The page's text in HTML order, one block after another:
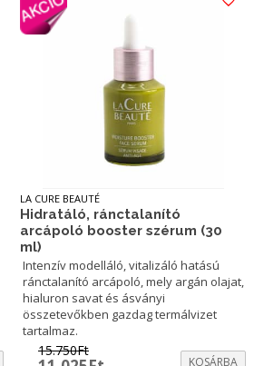
LA CURE BEAUTÉ
Hidratáló, ránctalanító
arcápoló booster szérum (30
ml)
Intenzív modelláló, vitalizáló hatású
ránctalanító arcápoló, mely argán olajat,
hialuron savat és ásványi
összetevőkben gazdag termálvizet
tartalmaz.
15.750Ft
KOSÁRBA